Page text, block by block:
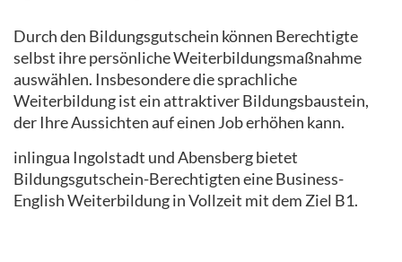
Durch den Bildungsgutschein können Berechtigte
selbst ihre persönliche Weiterbildungsmaßnahme
auswählen. Insbesondere die sprachliche
Weiterbildung ist ein attraktiver Bildungsbaustein,
der Ihre Aussichten auf einen Job erhöhen kann.
inlingua Ingolstadt und Abensberg bietet
Bildungsgutschein-Berechtigten eine Business-
English Weiterbildung in Vollzeit mit dem Ziel B1.